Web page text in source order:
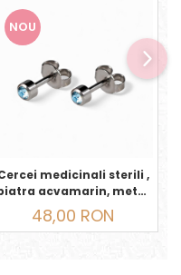
NOU
medicinali sterili ,
acvamarin, metal
argintiu, MARTIE
48,00 RON